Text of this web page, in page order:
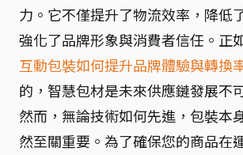
力。它不僅提升了物流效率，降低
強化了品牌形象與消費者信任。正
互動包裝如何提升品牌體驗與轉換
的，智慧包材是未來供應鏈發展不
然而，無論技術如何先進，包裝本
然至關重要。為了確保您的商品在